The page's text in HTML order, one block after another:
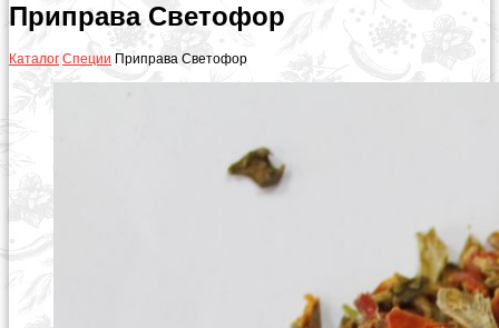
Приправа Светофор
Каталог Специи Приправа Светофор